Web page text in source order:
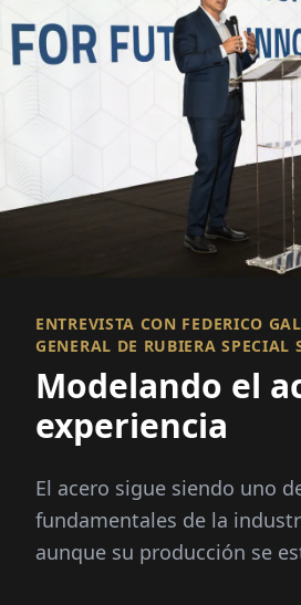
ENTREVISTA CON FEDERICO
GENERAL DE RUBIERA SPECIAL
Modelando el
experiencia
El acero sigue siendo uno
fundamentales de la
aunque su producción se